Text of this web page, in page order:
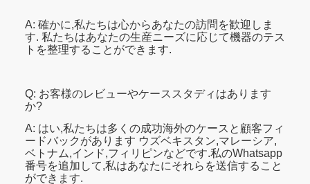
A: 確かに,私たちは心からあなたの訪問を歓迎しま
す. 私たちはあなたの生産ニーズに応じて機器のテス
トを整理することができます.
Q: お客様のレビューやケーススタディはあります
か?
A: はい,私たちは多くの成功海外のケースと顧客フィ
ードバックがあります ウズベキスタン,マレーシア,
ベトナム,インド,フィリピンなどです.私のWhatsapp
番号を追加して,私はあなたにそれらを送信すること
ができます.